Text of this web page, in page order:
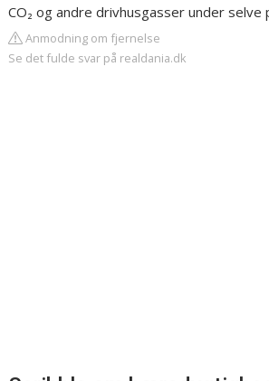
CO₂ og andre drivhusgasser under selve
Anmodning om fjernelse
Se det fulde svar på realdania.dk